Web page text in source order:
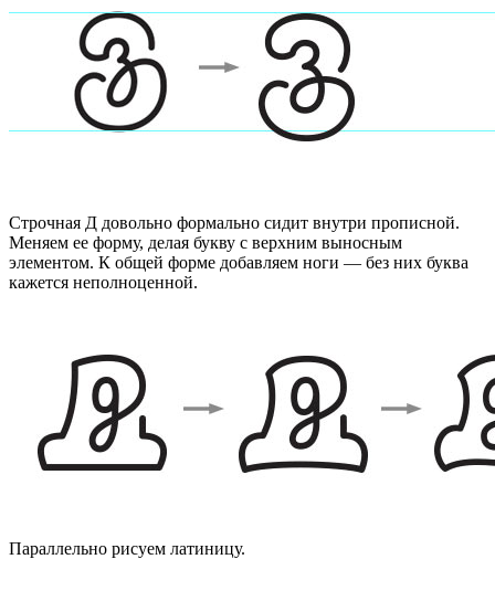
Строчная Д довольно формально сидит внутри прописной.
Меняем ее форму, делая букву с верхним выносным
элементом. К общей форме добавляем ноги — без них буква
кажется неполноценной.
Параллельно рисуем латиницу.